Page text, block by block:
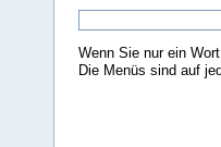
Wenn Sie nur ein
Die Menüs sind auf